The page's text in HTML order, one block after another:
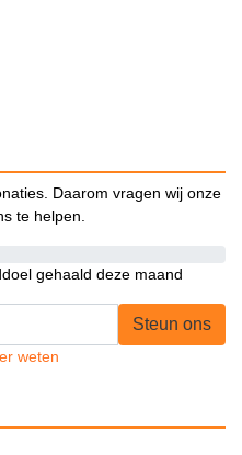
Daarom vragen wij onze
te helpen.
gehaald deze maand
Steun ons
weten